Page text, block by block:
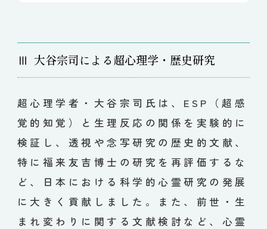
Ⅲ 大谷宗司による超心理学・歴史研究
超心理学者・大谷宗司氏は、ESP（超感
覚的知覚）と生理反応の関係を実験的に
検証し、透視や念写研究の歴史的文献、
特に福来友吉博士の研究を再評価するな
ど、日本における科学的心霊研究の発展
に大きく貢献しました。また、前世・生
まれ変わりに関する文献検討など、心霊